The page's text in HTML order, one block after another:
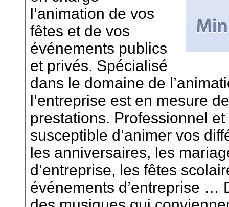
l’animation de vos
fêtes et de vos
événements publics
et privés. Spécialisé
dans le domaine de
l’entreprise est en mesure
prestations. Professionnel
susceptible d’animer vos
les anniversaires, les
d’entreprise, les fêtes
événements d’entreprise …